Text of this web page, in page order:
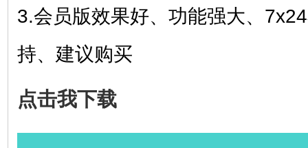
3.会员版效果好、功能强大、
持、建议购买
点击我下载